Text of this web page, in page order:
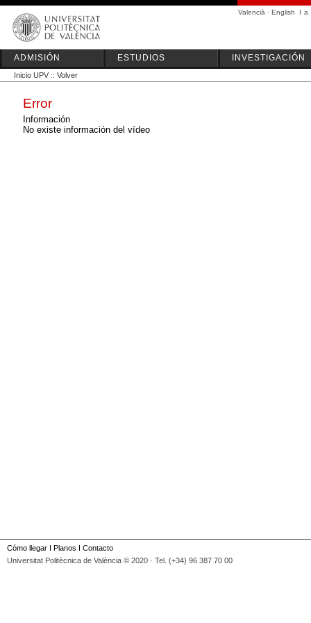
Valencià · English I a
ADMISIÓN ESTUDIOS INVESTIGACIÓN
Inicio UPV :: Volver
Error
Información
No existe información del vídeo
Cómo llegar I Planos I Contacto
Universitat Politècnica de València © 2020 · Tel. (+34) 96 387 70 00